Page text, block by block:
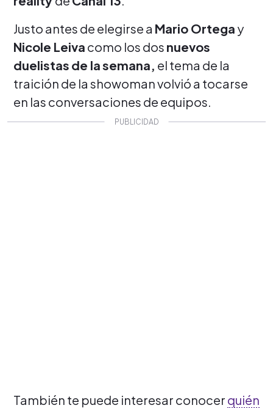
Justo antes de elegirse a Mario Ortega y
Nicole Leiva como los dos nuevos
duelistas de lasemana, el tema de la
traición de la showoman volvió a tocarse
en las conversaciones de equipos.
También te puede interesar conocer quién